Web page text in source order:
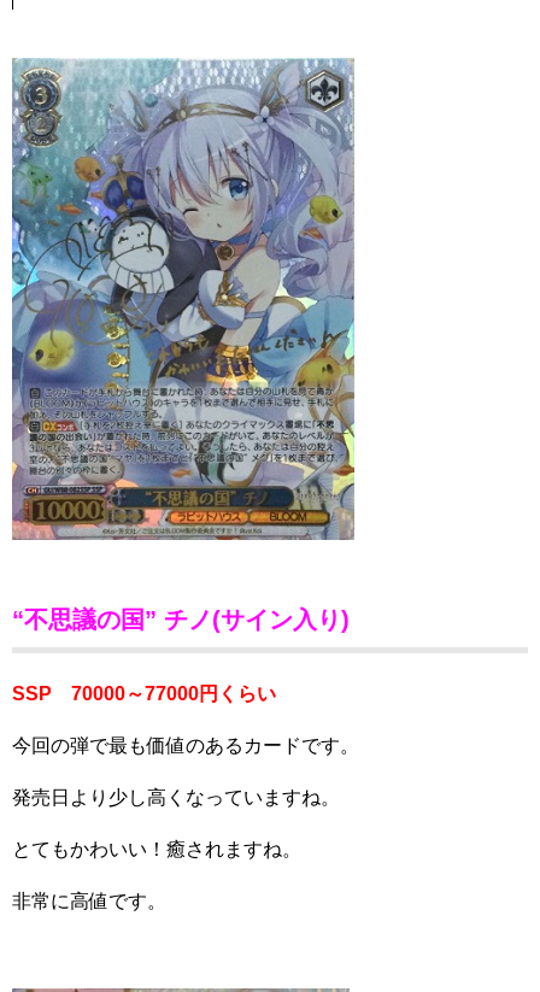
“不思議の国” チノ(サイン入り)
SSP 70000～77000円くらい
今回の弾で最も価値のあるカードです。
発売日より少し高くなっていますね。
とてもかわいい！癒されますね。
非常に高値です。